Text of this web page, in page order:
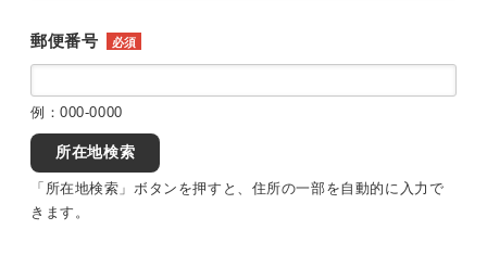
郵便番号 必須
例：000-0000
所在地検索
「所在地検索」ボタンを押すと、住所の一部を自動的に入力で
きます。